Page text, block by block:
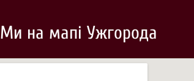
Ми на мапі Ужгорода